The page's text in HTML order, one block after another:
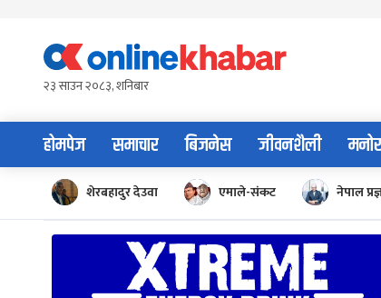
content२३ साउन २०८३, शनिबार
होमपेज समाचार बिजनेस जीवनशैली
शेरबहादुर देउवा एमाले-संकट नेपाल